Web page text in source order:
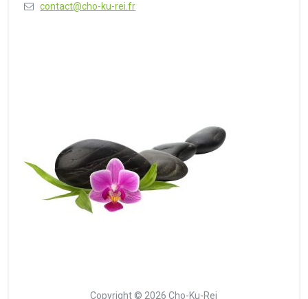
contact@cho-ku-rei.fr
Copyright © 2026 Cho-Ku-Rei